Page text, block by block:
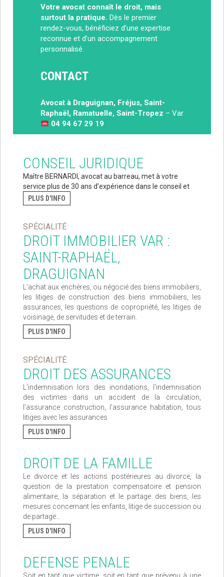
Votre avocat connaît le droit, mais
surtout la pratique. Dès le premier
rendez-vous, bénéficiez d’une expertise
reconnue et d’un accompagnement
personnalisé.
CONTACT
Avocat à Draguignan, Fréjus, Saint-
Raphaël, Ramatuelle, Saint-Tropez – Var
04 94 67 29 19
CONSEIL JURIDIQUE
Maître BERNARDI, avocat au barreau, met à votre
service plus de 30 ans d’expérience dans le conseil et
PLUS D'INFO
SPÉCIALITÉ
DROIT IMMOBILIER VAR :
SAINT-RAPHAËL,
DRAGUIGNAN
L’achat aux enchères, ou négocié des biens immobiliers,
les litiges de construction des biens immobiliers, les
assurances, les questions de copropriété, les litiges de
voisinage, de servitudes et de terrain.
PLUS D'INFO
SPÉCIALITÉ
DROIT DES ASSURANCES
L’indemnisation lors des inondations, l’indemnisation
des victimes dans un accident de la circulation,
l’assurance construction, l’assurance habitation, tous
litiges avec les assurances
PLUS D'INFO
DROIT DE LA FAMILLE
Le divorce et les actions postérieures au divorce, la
question de la prestation compensatoire et pension
alimentaire, la séparation et le partage des biens, les
mesures concernant les enfants, litige de succession ou
de partage…
PLUS D'INFO
DEFENSE PENALE